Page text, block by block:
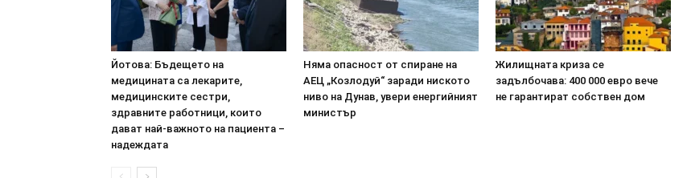
Йотова: Бъдещето на
медицината са лекарите,
медицинските сестри,
здравните работници, които
дават най-важното на пациента –
надеждата
Няма опасност от спиране на
АЕЦ „Козлодуй“ заради ниското
ниво на Дунав, увери енергийният
министър
Жилищната криза се
задълбочава: 400 000 евро вече
не гарантират собствен дом